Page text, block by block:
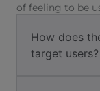
of feeling to be
How does
target users?